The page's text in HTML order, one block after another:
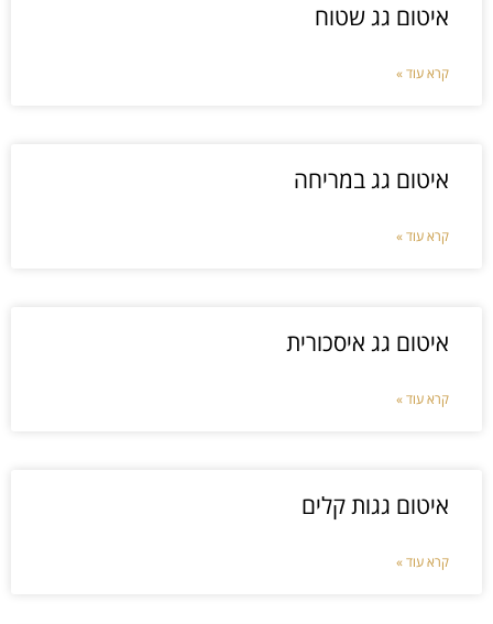
איטום גג שטוח
קרא עוד »
איטום גג במריחה
קרא עוד »
איטום גג איסכורית
קרא עוד »
איטום גגות קלים
קרא עוד »